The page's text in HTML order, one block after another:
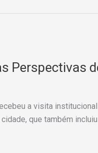
Perspectivas
a visita
que também